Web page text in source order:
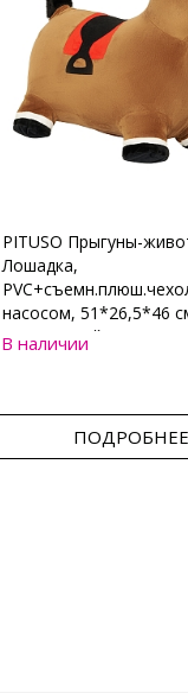
PITUSO Прыгуны-
Лошадка,
насосом, 51*26,5*46
Коричневый
В наличии
ПОДРОБНЕЕ